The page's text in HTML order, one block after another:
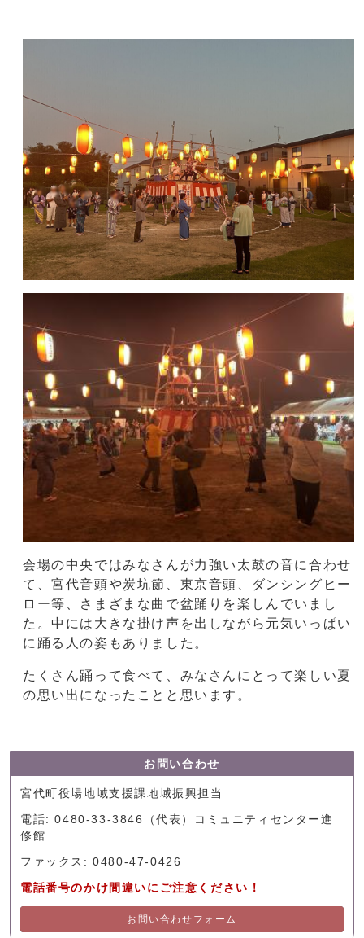
会場の中央ではみなさんが力強い太鼓の音に合わせ
て、宮代音頭や炭坑節、東京音頭、ダンシングヒー
ロー等、さまざまな曲で盆踊りを楽しんでいまし
た。中には大きな掛け声を出しながら元気いっぱい
に踊る人の姿もありました。
たくさん踊って食べて、みなさんにとって楽しい夏
の思い出になったことと思います。
お問い合わせ
宮代町役場地域支援課地域振興担当
電話: 0480-33-3846（代表）コミュニティセンター進
修館
ファックス: 0480-47-0426
電話番号のかけ間違いにご注意ください！
お問い合わせフォーム